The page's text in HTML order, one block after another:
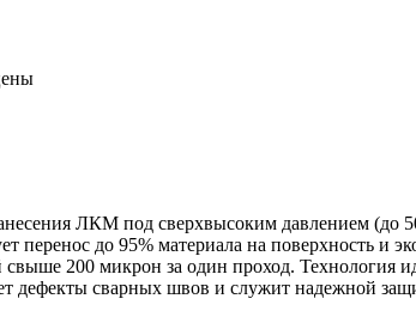
ЛКМ под сверхвысоким давлением (до
перенос до 95% материала на поверхность
200 микрон за один проход. Технология
дефекты сварных швов и служит надежной